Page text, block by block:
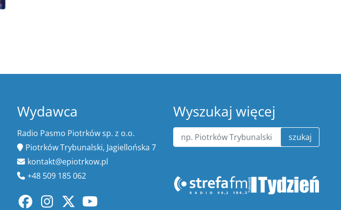
Wydawca
Radio Pasmo Piotrków sp. z o.o.
Piotrków Trybunalski, Jagiellońska 7
kontakt@epiotrkow.pl
+48 509 185 062
Wyszukaj więcej
szukaj